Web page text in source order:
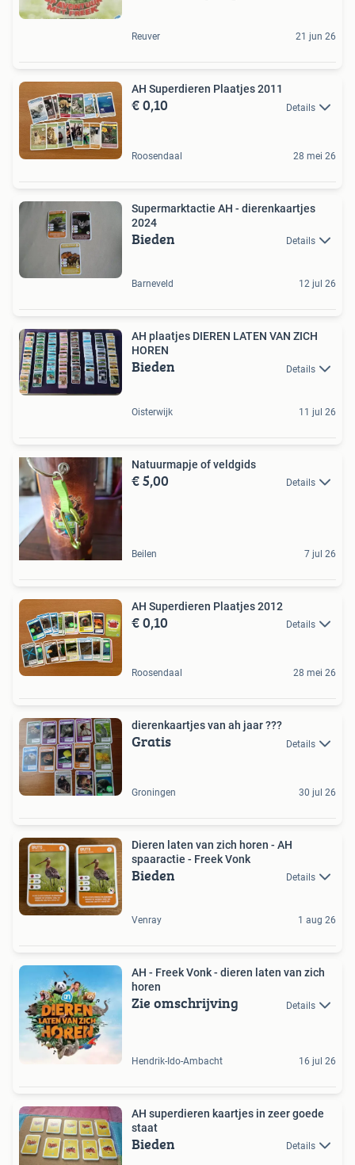
Reuver 21 jun 26
AH Superdieren Plaatjes 2011
€ 0,10 Details
Roosendaal 28 mei 26
Supermarktactie AH - dierenkaartjes
2024
Bieden Details
Barneveld 12 jul 26
AH plaatjes DIEREN LATEN VAN ZICH
HOREN
Bieden Details
Oisterwijk 11 jul 26
Natuurmapje of veldgids
€ 5,00 Details
Beilen 7 jul 26
AH Superdieren Plaatjes 2012
€ 0,10 Details
Roosendaal 28 mei 26
dierenkaartjes van ah jaar ???
Gratis Details
Groningen 30 jul 26
Dieren laten van zich horen - AH
spaaractie - Freek Vonk
Bieden Details
Venray 1 aug 26
AH - Freek Vonk - dieren laten van zich
horen
Zie omschrijving Details
Hendrik-Ido-Ambacht 16 jul 26
AH superdieren kaartjes in zeer goede
staat
Bieden Details